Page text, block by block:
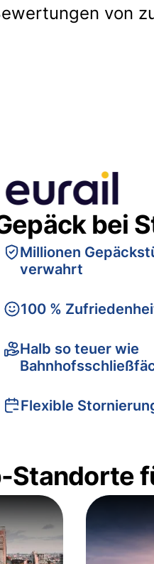
von
bei
Millionen
verwahrt
100 %
Halb so teuer wie
Flexible
Standorte